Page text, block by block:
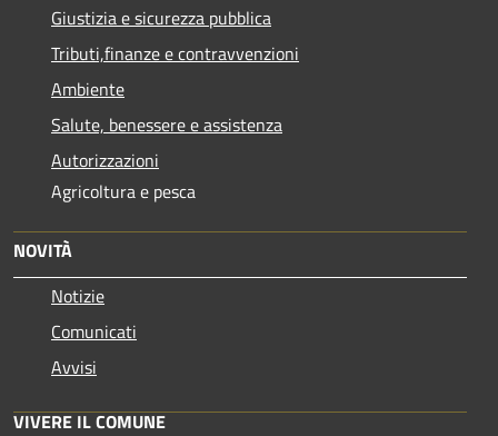
Giustizia e sicurezza pubblica
Tributi,finanze e contravvenzioni
Ambiente
Salute, benessere e assistenza
Autorizzazioni
Agricoltura e pesca
NOVITÀ
Notizie
Comunicati
Avvisi
VIVERE IL COMUNE